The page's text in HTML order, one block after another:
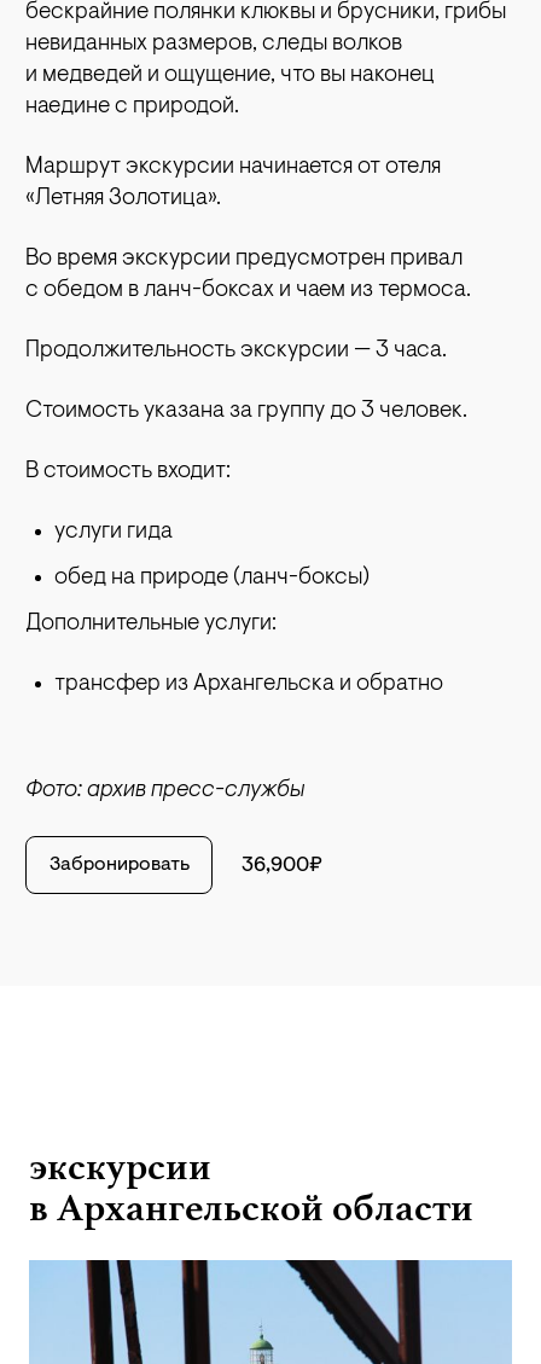
бескрайние полянки клюквы и брусники, грибы
невиданных размеров, следы волков
и медведей и ощущение, что вы наконец
наедине с природой.
Маршрут экскурсии начинается от отеля
«Летняя Золотица».
Во время экскурсии предусмотрен привал
с обедом в ланч-боксах и чаем из термоса.
Продолжительность экскурсии — 3 часа.
Стоимость указана за группу до 3 человек.
В стоимость входит:
услуги гида
обед на природе (ланч-боксы)
Дополнительные услуги:
трансфер из Архангельска и обратно
Фото: архив пресс-службы
Забронировать 36,900₽
экскурсии
в Архангельской области